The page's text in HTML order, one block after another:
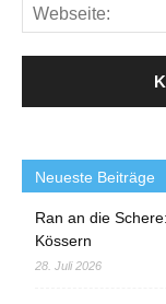
Neueste Beiträge
Ran an die
Kössern
28. Juli 2026